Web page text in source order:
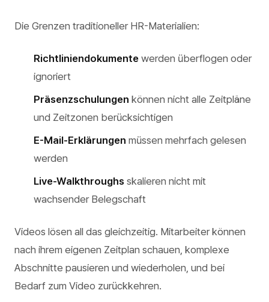
Die Grenzen traditioneller HR-Materialien:
Richtliniendokumente werden überflogen oder
ignoriert
Präsenzschulungen können nicht alle Zeitpläne
und Zeitzonen berücksichtigen
E-Mail-Erklärungen müssen mehrfach gelesen
werden
Live-Walkthroughs skalieren nicht mit
wachsender Belegschaft
Videos lösen all das gleichzeitig. Mitarbeiter können
nach ihrem eigenen Zeitplan schauen, komplexe
Abschnitte pausieren und wiederholen, und bei
Bedarf zum Video zurückkehren.